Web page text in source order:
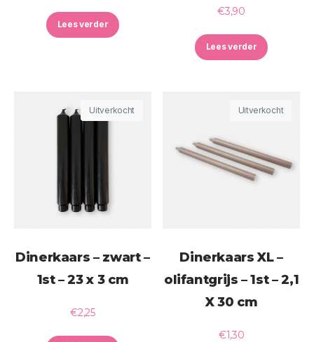
Lees verder
€3,90
Lees verder
Uitverkocht
Dinerkaars – zwart –
1st – 23 x 3 cm
€2,25
Uitverkocht
Dinerkaars XL –
olifantgrijs – 1st – 2,1
X 30 cm
€1,30